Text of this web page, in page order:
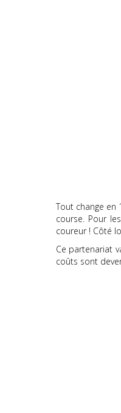
Tout change en
course. Pour
coureur ! Côté
Ce partenariat
coûts sont